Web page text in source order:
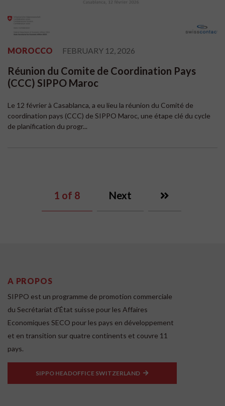
MOROCCO FEBRUARY 12, 2026
Réunion du Comite de Coordination Pays
(CCC) SIPPO Maroc
Le 12 février à Casablanca, a eu lieu la réunion du Comité de
coordination pays (CCC) de SIPPO Maroc, une étape clé du cycle
de planification du progr...
1 of 8 Next
A PROPOS
SIPPO est un programme de promotion commerciale
du Secrétariat d'État suisse pour les Affaires
Economiques SECO pour les pays en développement
et en transition sur quatre continents et couvre 11
pays.
SIPPO HEADOFFICE SWITZERLAND